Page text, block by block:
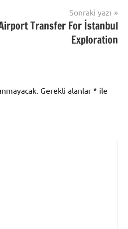
Sonraki yazı
Transfer For İstanbul
Exploration
Gerekli alanlar * ile